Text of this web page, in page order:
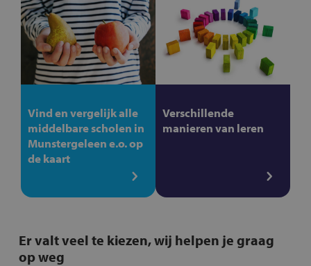
Vind en vergelijk alle
middelbare scholen in
Munstergeleen e.o. op
de kaart
Verschillende
manieren van leren
Er valt veel te kiezen, wij helpen je graag
op weg